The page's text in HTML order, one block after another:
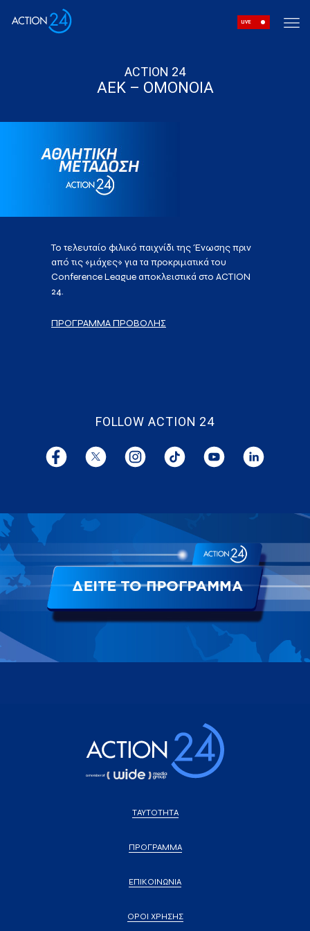
LIVE
ACTION 24
AEK – ΟΜΟΝΟΙΑ
Το τελευταίο φιλικό παιχνίδι της Ένωσης πριν
από τις «μάχες» για τα προκριματικά του
Conference League αποκλειστικά στο ACTION
24.
ΠΡΟΓΡΑΜΜΑ ΠΡΟΒΟΛΗΣ
FOLLOW ACTION 24
ΤΑΥΤΟΤΗΤΑ
ΠΡΟΓΡΑΜΜΑ
ΕΠΙΚΟΙΝΩΝΙΑ
ΟΡΟΙ ΧΡΗΣΗΣ